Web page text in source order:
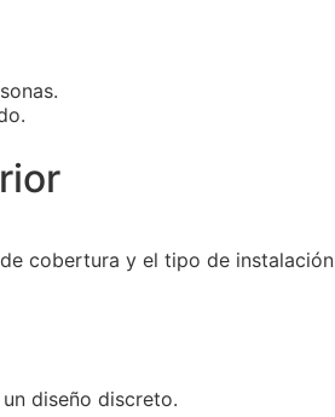
cobertura y el tipo de
diseño discreto.